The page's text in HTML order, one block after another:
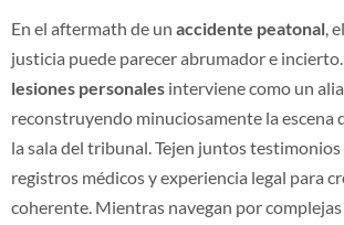
En el aftermath de un accidente peatonal,
justicia puede parecer abrumador e
lesiones personales interviene como un
reconstruyendo minuciosamente la escena
la sala del tribunal. Tejen juntos
registros médicos y experiencia legal para
coherente. Mientras navegan por